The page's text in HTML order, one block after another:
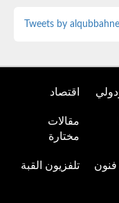
Tweets by
اقتصاد
مقالات
مختارة
فنون تلفزيون القبة